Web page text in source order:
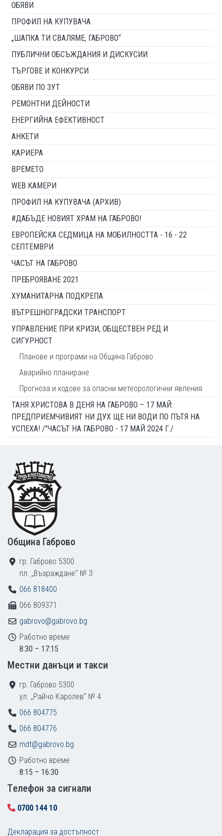
ОБЯВИ
ПРОФИЛ НА КУПУВАЧА
„ШАПКА ТИ СВАЛЯМЕ, ГАБРОВО“
ПУБЛИЧНИ ОБСЪЖДАНИЯ И ДИСКУСИИ
ТЪРГОВЕ И КОНКУРСИ
ОБЯВИ ПО ЗУТ
РЕМОНТНИ ДЕЙНОСТИ
ЕНЕРГИЙНА ЕФЕКТИВНОСТ
АНКЕТИ
КАРИЕРА
ВРЕМЕТО
WEB КАМЕРИ
ПРОФИЛ НА КУПУВАЧА (АРХИВ)
#ДАБЪДЕ НОВИЯТ ХРАМ НА ГАБРОВО!
ЕВРОПЕЙСКА СЕДМИЦА НА МОБИЛНОСТТА - 16 - 22
СЕПТЕМВРИ
ЧАСЪТ НА ГАБРОВО
ПРЕБРОЯВАНЕ 2021
ХУМАНИТАРНА ПОДКРЕПА
ВЪТРЕШНОГРАДСКИ ТРАНСПОРТ
УПРАВЛЕНИЕ ПРИ КРИЗИ, ОБЩЕСТВЕН РЕД И
СИГУРНОСТ
Планове и програми на Община Габрово
Аварийно планиране
Прогноза и кодове за опасни метеорологични явления
ТАНЯ ХРИСТОВА В ДЕНЯ НА ГАБРОВО – 17 МАЙ:
ПРЕДПРИЕМЧИВИЯТ НИ ДУХ ЩЕ НИ ВОДИ ПО ПЪТЯ НА
УСПЕХА! /"ЧАСЪТ НА ГАБРОВО - 17 МАЙ 2024 Г./
Footer
Община Габрово
гр. Габрово 5300
пл. „Възраждане“ № 3
066 818400
066 809371
gabrovo@gabrovo.bg
Работно време
8:30 – 17:15
Местни данъци и такси
гр. Габрово 5300
ул. „Райчо Каролев“ № 4
066 804775
066 804776
mdt@gabrovo.bg
Работно време
8:15 – 16:30
Tелефон за сигнали
0700 144 10
Декларация за достъпност